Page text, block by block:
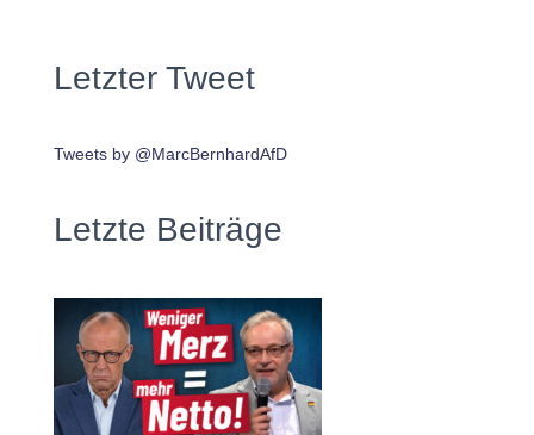
Letzter Tweet
Tweets by @MarcBernhardAfD
Letzte Beiträge